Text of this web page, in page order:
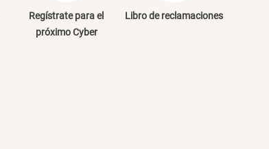
Regístrate para el
próximo Cyber
Libro de reclamaciones